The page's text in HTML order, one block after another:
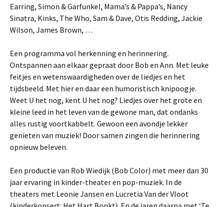
Earring, Simon & Garfunkel, Mama’s & Pappa’s, Nancy
Sinatra, Kinks, The Who, Sam & Dave, Otis Redding, Jackie
Wilson, James Brown, …
Een programma vol herkenning en herinnering.
Ontspannen aan elkaar gepraat door Bob en Ann. Met leuke
feitjes en wetenswaardigheden over de liedjes en het
tijdsbeeld. Met hier en daar een humoristisch knipoogje.
Weet U het nog, kent U het nog? Liedjes over het grote en
kleine leed in het leven van de gewone man, dat ondanks
alles rustig voortkabbelt. Gewoon een avondje lekker
genieten van muziek! Door samen zingen die herinnering
opnieuw beleven.
Een productie van Rob Wiedijk (Bob Color) met meer dan 30
jaar ervaring in kinder-theater en pop-muziek. In de
theaters met Leonie Jansen en Lucretia Van der Vloot